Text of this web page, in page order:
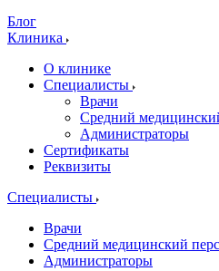
Блог
Клиника
О клинике
Специалисты
Врачи
Средний
Администраторы
Сертификаты
Реквизиты
Специалисты
Врачи
Средний медицинский
Администраторы